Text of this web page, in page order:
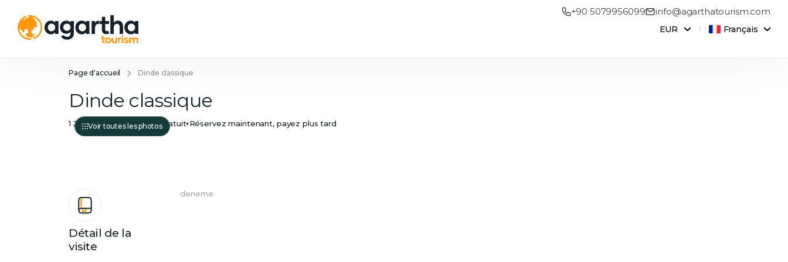
EUR Français
+90 5079956099 info@agarthatourism.com
Page d'accueil Dinde classique
Dinde classique
1 Jour Remboursement gratuit Réservez maintenant, payez plus tard
Voir toutes les photos
Détail de la
visite
deneme